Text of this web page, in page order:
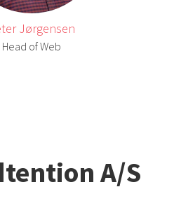
Jørgensen
Head of Web
A/S